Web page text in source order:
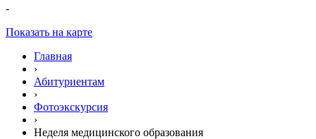
-
Показать на карте
Главная
›
Абитуриентам
›
Фотоэкскурсия
›
Неделя медицинского образования